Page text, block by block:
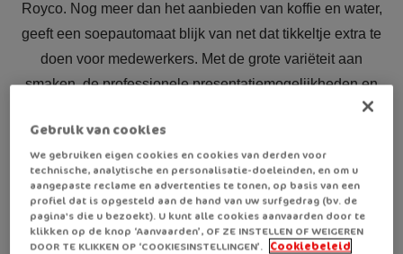
Royco. Nog meer dan het aanbieden van koffie en water,
geeft een soepautomaat blijk van net dat tikkeltje extra te
doen voor medewerkers. Met de grote variëteit aan
smaken, de professionele presentatiemogelijkheden en
bovenal de lekkere smaak zit u gebeiteld om de perfecte
pauze altijd binnen handbereik te hebben.
Gebruik van cookies
We gebruiken eigen cookies en cookies van derden voor
technische, analytische en personalisatie-doeleinden, en om u
aangepaste reclame en advertenties te tonen, op basis van een
profiel dat is opgesteld aan de hand van uw surfgedrag (bv. de
pagina's die u bezoekt). U kunt alle cookies aanvaarden door te
klikken op de knop ‘Aanvaarden’, OF ZE INSTELLEN OF WEIGEREN
DOOR TE KLIKKEN OP ‘COOKIESINSTELLINGEN’. Cookiebeleid